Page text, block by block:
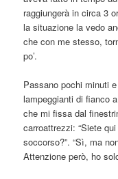
raggiungerà in circa 3
la situazione la vedo
che con me stesso,
po’.
Passano pochi minuti
lampeggianti di fianco
che mi fissa dal
carroattrezzi: “Siete
soccorso?”. “Sì, ma
Attenzione però, ho